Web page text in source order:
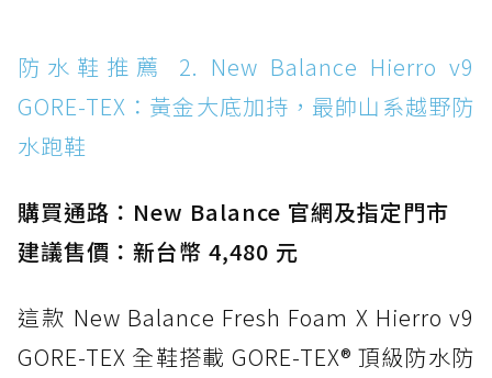
防水鞋推薦 14. SKECHERS BADGER
WATERPROOF：一踩即穿懶人神器！搭載固特
異大底與全防水厚底健走鞋
防水鞋推薦 15. Brooks Cascadia 19 GTX：注
防水鞋推薦 2. New Balance Hierro v9
GORE-TEX：黃金大底加持，最帥山系越野防
水跑鞋
購買通路：New Balance 官網及指定門市
建議售價：新台幣 4,480 元
這款 New Balance Fresh Foam X Hierro v9
GORE-TEX 全鞋搭載 GORE-TEX® 頂級防水防